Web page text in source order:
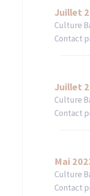
Juillet
Culture
Contact
Juillet
Culture
Contact
Mai
Culture
Contact